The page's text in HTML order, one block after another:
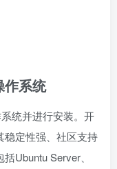
作系统
统并进行安装。开
稳定性强、社区支持
Ubuntu Server、